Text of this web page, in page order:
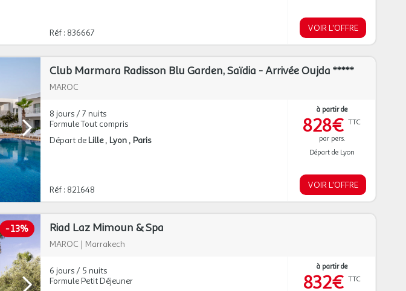
Réf : 836667 VOIR L'OFFRE
Club Marmara Radisson Blu Garden, Saïdia - Arrivée Oujda *****
MAROC
8 jours / 7 nuits
Formule Tout compris
Départ de Lille Lyon Paris
Réf : 821648
à partir de
828€ TTC
par pers.
Départ de Lyon
VOIR L'OFFRE
-13% Riad Laz Mimoun & Spa
MAROC | Marrakech
6 jours / 5 nuits
Formule Petit Déjeuner
à partir de
832€ TTC